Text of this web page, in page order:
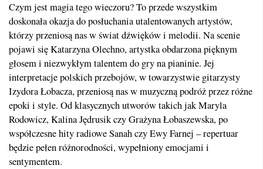
Czym jest magia tego wieczoru? To przede wszystkim
doskonała okazja do posłuchania utalentowanych artystów,
którzy przeniosą nas w świat dźwięków i melodii. Na scenie
pojawi się Katarzyna Olechno, artystka obdarzona pięknym
głosem i niezwykłym talentem do gry na pianinie. Jej
interpretacje polskich przebojów, w towarzystwie gitarzysty
Izydora Łobacza, przeniosą nas w muzyczną podróż przez różne
epoki i style. Od klasycznych utworów takich jak Maryla
Rodowicz, Kalina Jędrusik czy Grażyna Łobaszewska, po
współczesne hity radiowe Sanah czy Ewy Farnej – repertuar
będzie pełen różnorodności, wypełniony emocjami i
sentymentem.